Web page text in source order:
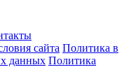
сайта Политика в
данных Политика